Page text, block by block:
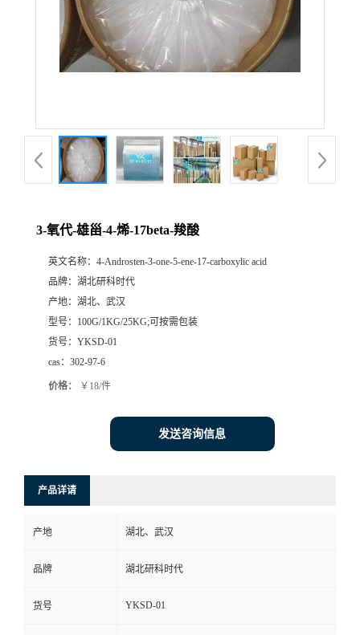
3-氧代-雄甾-4-烯-17beta-羧酸
英文名称： 4-Androsten-3-one-5-ene-17-carboxylic acid
品牌： 湖北研科时代
产地： 湖北、武汉
型号： 100G/1KG/25KG;可按需包装
货号： YKSD-01
cas： 302-97-6
价格： ￥18/件
发送咨询信息
产品详请
产地 湖北、武汉
品牌 湖北研科时代
货号 YKSD-01